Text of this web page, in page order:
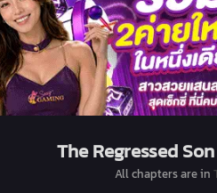
The Regressed
All chapters are in